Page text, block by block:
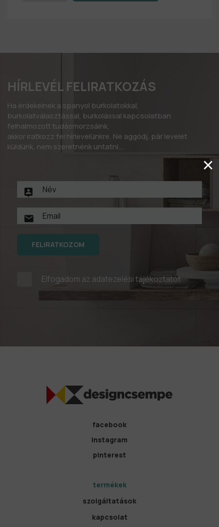
HÍRLEVÉL FELIRATKOZÁS
Ha érdekelnek a spanyol burkolatokkal,
burkolatválasztással, burkolással kapcsolatban
felhalmozott tudásmorzsáink,
akkor iratkozz fel hírlevelünkre. Ne aggódj, pár levelet
küldünk, nem szeretnénk untatni….
FELIRATKOZOM
Elfogadom az adatezelési tájékoztatót
facebook
instagram
pinterest
termékek
szolgáltatások
kapcsolat
×